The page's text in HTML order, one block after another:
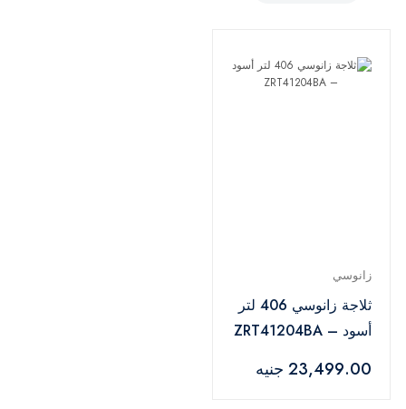
زانوسي
ثلاجة زانوسي 406 لتر
أسود – ZRT41204BA
23,499.00 جنيه